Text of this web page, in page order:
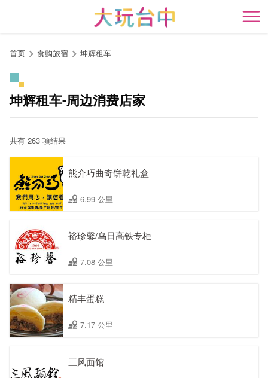
开
首页 食购旅宿 坤辉租车
坤辉租车-周边消费店家
共有 263 项结果
熊介巧曲奇饼乾礼盒
6.99 公里
裕珍馨/乌日高铁专柜
7.08 公里
精丰蛋糕
7.17 公里
三风面馆